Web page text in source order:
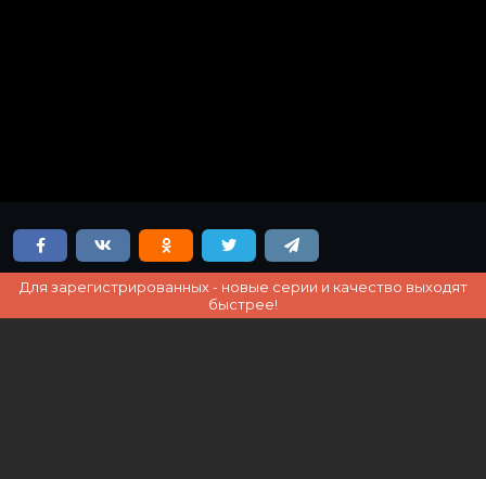
Для зарегистрированных - новые серии и качество выходят
быстрее!